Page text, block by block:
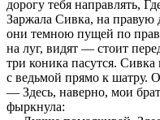
дорогу тебя направлять,
Заржала Сивка, на правую
они темною пущей по
на луг, видят — стоит
три коника пасутся.
с ведьмой прямо к шатру.
— Здесь, наверно, мои
фыркнула: